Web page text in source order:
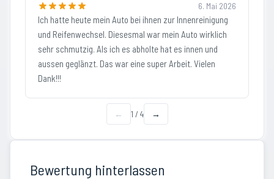
6. Mai 2026
Ich hatte heute mein Auto bei ihnen zur Innenreinigung
und Reifenwechsel. Diesesmal war mein Auto wirklich
sehr schmutzig. Als ich es abholte hat es innen und
aussen geglänzt. Das war eine super Arbeit. Vielen
Dank!!!
← 1 / 4 →
Bewertung hinterlassen